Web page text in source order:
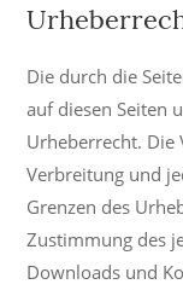
Die durch die
auf diesen Seiten
Urheberrecht. Die
Verbreitung und
Grenzen des
Zustimmung des
Downloads und